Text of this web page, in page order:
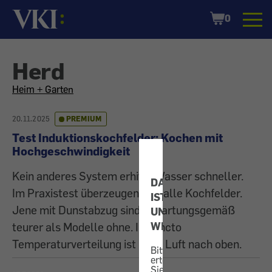
DATENSCHUTZ
IST
UNS
WICHTIG!
Bitte
erteilen
Startseite
Shopping
Cart
0
Herd
All
articles
on
the
topic
Heim + Garten
20.11.2025 PREMIUM
Test Induktionskochfelder: Kochen mit
Hochgeschwindigkeit
Kein anderes System erhitzt Wasser schneller.
Im Praxistest überzeugen fast alle Kochfelder.
Jene mit Dunstabzug sind erwartungsgemäß
teurer als Modelle ohne. In puncto
Temperaturverteilung ist noch Luft nach oben.